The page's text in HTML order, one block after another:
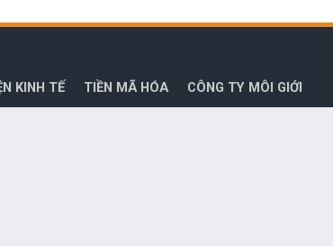
KINH TẾ TIỀN MÃ HÓA CÔNG TY MÔI GIỚI